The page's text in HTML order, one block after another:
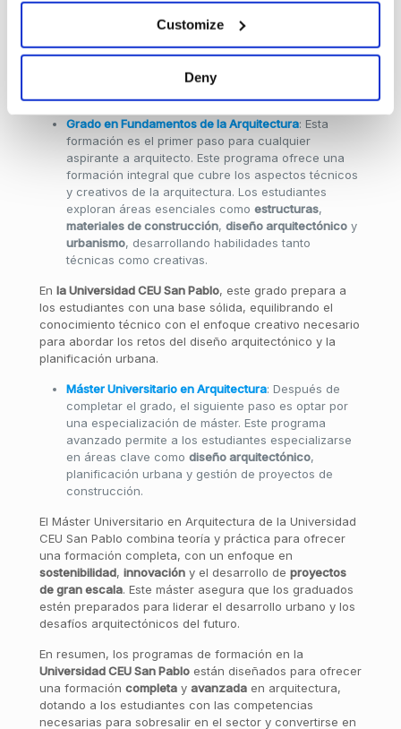
Customize
Deny
estructuran generalmente en dos niveles fundamentales:
Grado en Arquitecturay elMáster en Arquitectura
para abordar los desafíos profesionales y preparar a los
futuros arquitectos para afrontar las complejidades del
Grado en Fundamentos de la Arquitectura: Esta
formación es el primer paso para cualquier
aspirante a arquitecto. Este programa ofrece una
formación integral que cubre los aspectos técnicos
y creativos de la arquitectura. Los estudiantes
exploran áreas esenciales como estructuras,
materiales de construcción, diseño arquitectónicoy
urbanismo, desarrollando habilidades tanto
técnicas como creativas.
En la Universidad CEU San Pablo, este grado prepara a
los estudiantes con una base sólida, equilibrando el
conocimiento técnico con el enfoque creativo necesario
para abordar los retos del diseño arquitectónico y la
planificación urbana.
Máster Universitario en Arquitectura: Después de
completar el grado, el siguiente paso es optar por
una especialización de máster. Este programa
avanzado permite a los estudiantes especializarse
en áreas clave como diseño arquitectónico,
planificación urbana y gestión de proyectos de
construcción.
El Máster Universitario en Arquitectura de la Universidad
CEU San Pablo combina teoría y práctica para ofrecer
una formación completa, con un enfoque en
sostenibilidad, innovacióny el desarrollo de proyectos
de gran escala. Este máster asegura que los graduados
estén preparados para liderar el desarrollo urbano y los
desafíos arquitectónicos del futuro.
En resumen, los programas de formación en la
Universidad CEU San Pabloestán diseñados para ofrecer
una formación completay avanzadaen arquitectura,
dotando a los estudiantes con las competencias
necesarias para sobresalir en el sector y convertirse en